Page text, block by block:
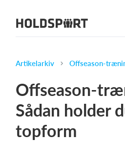
Om Holdsport
Presseomtale
Funktioner
Kalender
Artikelarkiv Offseason-
Offseason-
Sådan holder
topform